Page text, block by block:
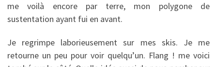
me voilà encore par terre, mon polygone de
sustentation ayant fui en avant.
Je regrimpe laborieusement sur mes skis. Je me
retourne un peu pour voir quelqu’un. Flang ! me voici